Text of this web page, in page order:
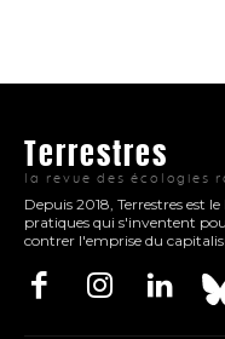
Terrestres
la revue des écologies
Depuis 2018, Terrestres est
pratiques qui s'inventent
contrer l'emprise du